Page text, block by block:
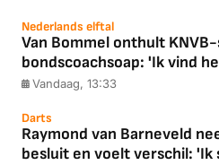
Nederlands elftal
Van Bommel onthult
bondscoachsoap: 'Ik vind
Vandaag, 13:33
Darts
Raymond van Barneveld
besluit en voelt verschil: 'Ik